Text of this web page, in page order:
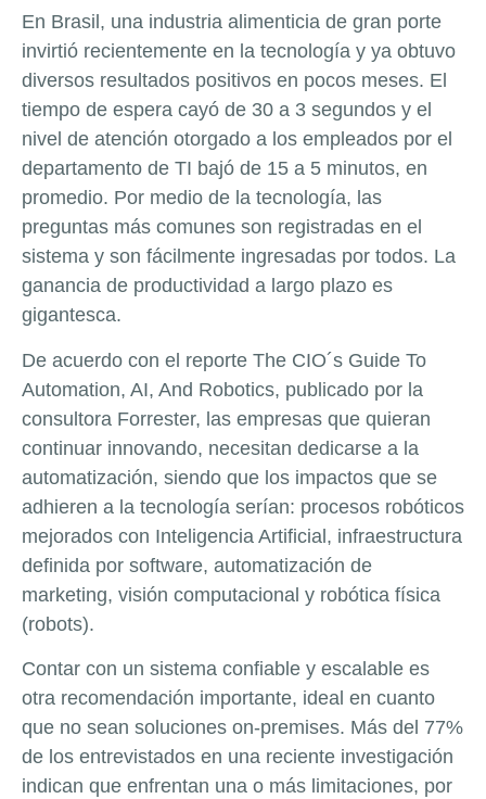
En Brasil, una industria alimenticia de gran porte
invirtió recientemente en la tecnología y ya obtuvo
diversos resultados positivos en pocos meses. El
tiempo de espera cayó de 30 a 3 segundos y el
nivel de atención otorgado a los empleados por el
departamento de TI bajó de 15 a 5 minutos, en
promedio. Por medio de la tecnología, las
preguntas más comunes son registradas en el
sistema y son fácilmente ingresadas por todos. La
ganancia de productividad a largo plazo es
gigantesca.
De acuerdo con el reporte The CIO´s Guide To
Automation, AI, And Robotics, publicado por la
consultora Forrester, las empresas que quieran
continuar innovando, necesitan dedicarse a la
automatización, siendo que los impactos que se
adhieren a la tecnología serían: procesos robóticos
mejorados con Inteligencia Artificial, infraestructura
definida por software, automatización de
marketing, visión computacional y robótica física
(robots).
Contar con un sistema confiable y escalable es
otra recomendación importante, ideal en cuanto
que no sean soluciones on-premises. Más del 77%
de los entrevistados en una reciente investigación
indican que enfrentan una o más limitaciones, por